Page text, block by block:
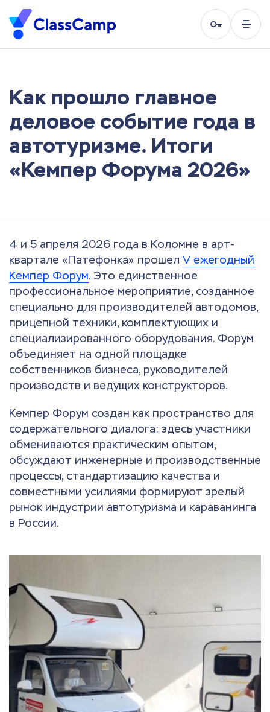
Как прошло главное
деловое событие года в
автотуризме. Итоги
«Кемпер Форума 2026»
4 и 5 апреля 2026 года в Коломне в арт-
квартале «Патефонка» прошел V ежегодный
Кемпер Форум. Это единственное
профессиональное мероприятие, созданное
специально для производителей автодомов,
прицепной техники, комплектующих и
специализированного оборудования. Форум
объединяет на одной площадке
собственников бизнеса, руководителей
производств и ведущих конструкторов.
Кемпер Форум создан как пространство для
содержательного диалога: здесь участники
обмениваются практическим опытом,
обсуждают инженерные и производственные
процессы, стандартизацию качества и
совместными усилиями формируют зрелый
рынок индустрии автотуризма и караванинга
в России.